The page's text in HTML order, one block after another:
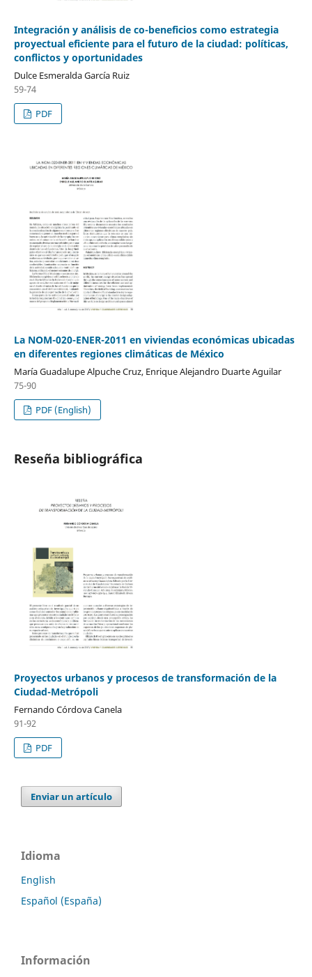
Integración y análisis de co-beneficios como estrategia
proyectual eficiente para el futuro de la ciudad: políticas,
conflictos y oportunidades
Dulce Esmeralda García Ruiz
59-74
PDF
La NOM-020-ENER-2011 en viviendas económicas ubicadas
en diferentes regiones climáticas de México
María Guadalupe Alpuche Cruz, Enrique Alejandro Duarte Aguilar
75-90
PDF (English)
Reseña bibliográfica
Proyectos urbanos y procesos de transformación de la
Ciudad-Metrópoli
Fernando Córdova Canela
91-92
PDF
Enviar un artículo
Idioma
English
Español (España)
Información